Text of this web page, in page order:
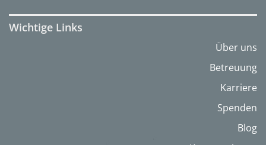
Wichtige Links
Über uns
Betreuung
Karriere
Spenden
Blog